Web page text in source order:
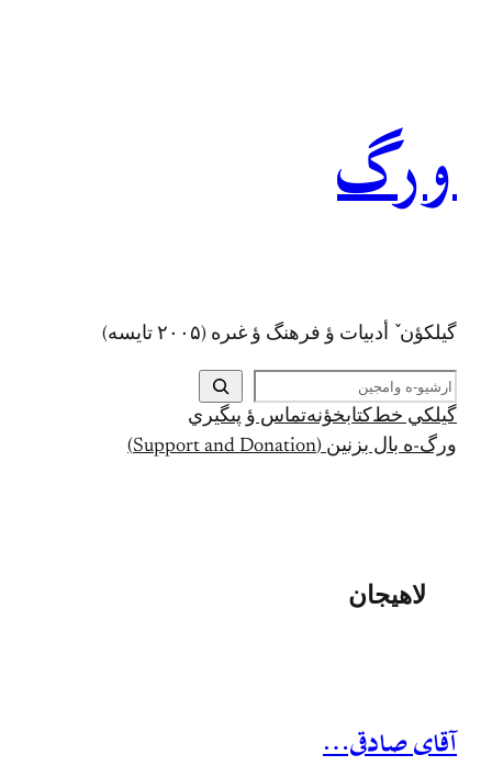
ورگ
گيلکؤن ٚ أدبیات ؤ فرهنگ ؤ غىره (۲۰۰۵ تايسه)
ج
س
ت
ج
گيلکي خط کتابخؤنهتماس ؤ پىگيري
ورگ-ه بال بزنين (Support and Donation)
لاهیجان
آقای صادقی…